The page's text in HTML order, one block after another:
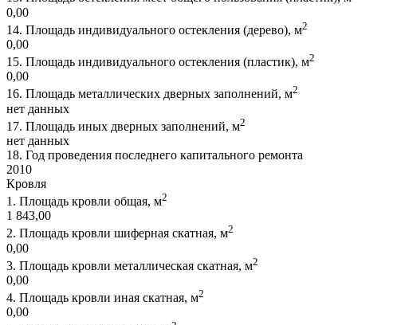
0,00
14. Площадь индивидуального остекления (дерево), м2
0,00
15. Площадь индивидуального остекления (пластик), м2
0,00
16. Площадь металлических дверных заполнений, м2
нет данных
17. Площадь иных дверных заполнений, м2
нет данных
18. Год проведения последнего капитального ремонта
2010
Кровля
1. Площадь кровли общая, м2
1 843,00
2. Площадь кровли шиферная скатная, м2
0,00
3. Площадь кровли металлическая скатная, м2
0,00
4. Площадь кровли иная скатная, м2
0,00